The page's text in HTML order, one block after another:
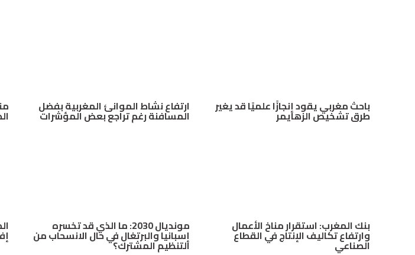
باحث مغربي يقود إنجازًا علميًا قد يغير
طرق تشخيص الزهايمر
ارتفاع نشاط الموانئ المغربية بفضل
المسافنة رغم تراجع بعض المؤشرات
بنك المغرب: استقرار مناخ الأعمال
وارتفاع تكاليف الإنتاج في القطاع
الصناعي
مونديال 2030: ما الذي قد تخسره
إسبانيا والبرتغال في حال الانسحاب من
التنظيم المشترك؟